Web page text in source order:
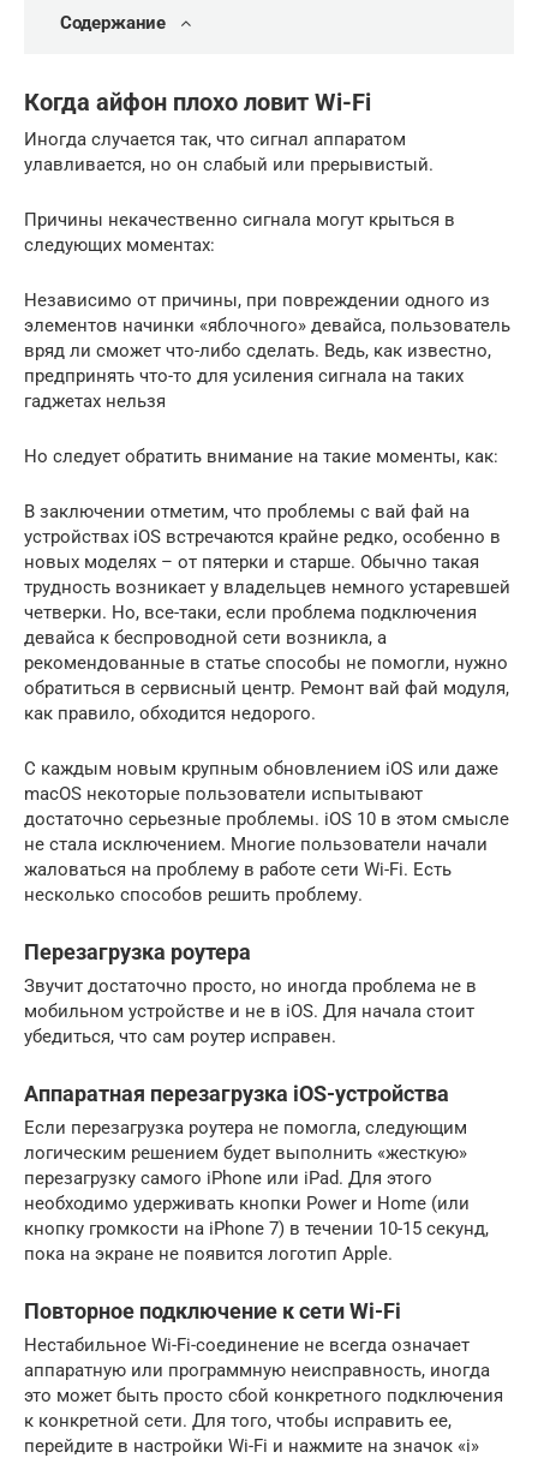
Содержание
Когда айфон плохо ловит Wi-Fi
Иногда случается так, что сигнал аппаратом
улавливается, но он слабый или прерывистый.
Причины некачественно сигнала могут крыться в
следующих моментах:
Независимо от причины, при повреждении одного из
элементов начинки «яблочного» девайса, пользователь
вряд ли сможет что-либо сделать. Ведь, как известно,
предпринять что-то для усиления сигнала на таких
гаджетах нельзя
Но следует обратить внимание на такие моменты, как:
В заключении отметим, что проблемы с вай фай на
устройствах iOS встречаются крайне редко, особенно в
новых моделях – от пятерки и старше. Обычно такая
трудность возникает у владельцев немного устаревшей
четверки. Но, все-таки, если проблема подключения
девайса к беспроводной сети возникла, а
рекомендованные в статье способы не помогли, нужно
обратиться в сервисный центр. Ремонт вай фай модуля,
как правило, обходится недорого.
С каждым новым крупным обновлением iOS или даже
macOS некоторые пользователи испытывают
достаточно серьезные проблемы. iOS 10 в этом смысле
не стала исключением. Многие пользователи начали
жаловаться на проблему в работе сети Wi-Fi. Есть
несколько способов решить проблему.
Перезагрузка роутера
Звучит достаточно просто, но иногда проблема не в
мобильном устройстве и не в iOS. Для начала стоит
убедиться, что сам роутер исправен.
Аппаратная перезагрузка iOS-устройства
Если перезагрузка роутера не помогла, следующим
логическим решением будет выполнить «жесткую»
перезагрузку самого iPhone или iPad. Для этого
необходимо удерживать кнопки Power и Home (или
кнопку громкости на iPhone 7) в течении 10-15 секунд,
пока на экране не появится логотип Apple.
Повторное подключение к сети Wi-Fi
Нестабильное Wi-Fi-соединение не всегда означает
аппаратную или программную неисправность, иногда
это может быть просто сбой конкретного подключения
к конкретной сети. Для того, чтобы исправить ее,
перейдите в настройки Wi-Fi и нажмите на значок «i»